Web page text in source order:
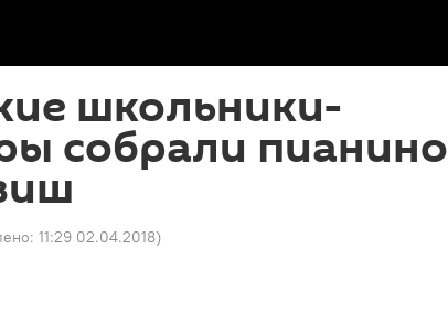
школьники-
собрали пианино
11:29 02.04.2018)